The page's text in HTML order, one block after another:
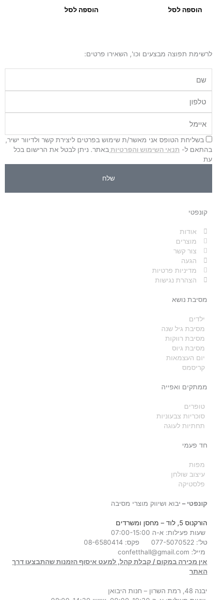
הוספה לסל הוספה לסל
לרשימת תפוצה מבצעים וכו', השאירו פרטים:
בשליחת הטופס אני מאשר/ת שימוש בפרטים ליצירת קשר ולדיוור ישיר,
בהתאם ל- תנאי השימוש והפרטיות באתר. ניתן לבטל את הרישום בכל
עת
שלח
קונפטי
אודות
מוצרים
צור קשר
הגעה
מדיניות פרטיות
הצהרת נגישות
מסיבת נושא
ילדים
מסיבת גיל שנה
מסיבת רווקות
מסיבת גיוס
יום העצמאות
קריסמס
ממתקים ואפייה
טופרים
סוכריות צבעוניות
תחתיות לעוגה
חד פעמי
מפות
עיצוב שולחן
פלסטיקה
קונפטי – יבוא ושיווק מוצרי מסיבה
הורקנוס 5, לוד
– מחסן ומשרדים
שעות פעילות: א-ה 07:00-15:00
טל': 077-5070522
מייל: confetthall@gmail.com
אין מכירה במקום / קבלת קהל, למעט איסוף הזמנות שהתבצעו דרך
האתר
יבנה 48, רמת השרון – חנות היבואן